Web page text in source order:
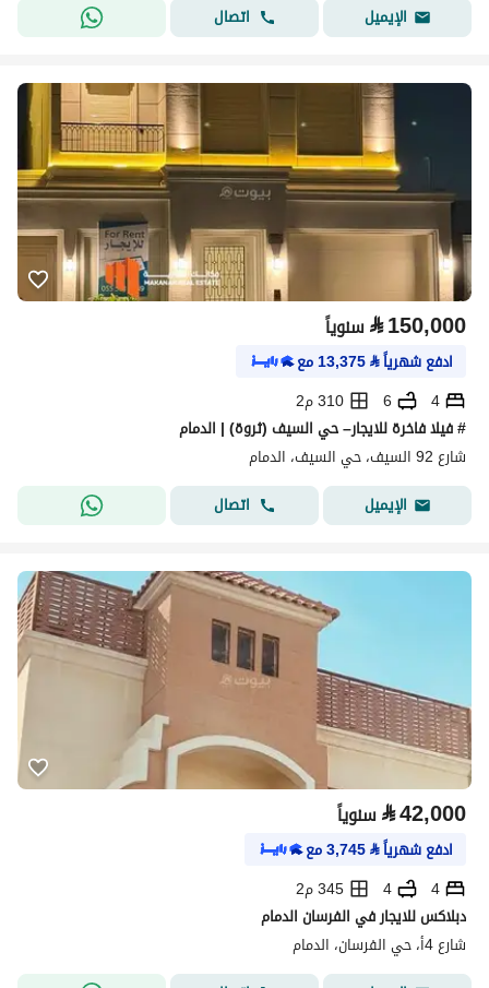
الإيميل
اتصال
⃁150,000 سنوياً
ادفع شهرياً⃁
13,375مع
4
6
310 م2
# فيلا فاخرة للايجار– حي السيف (ثروة) | الدمام
شارع 92 السيف، حي السيف، الدمام
الإيميل
اتصال
⃁42,000 سنوياً
ادفع شهرياً⃁
3,745مع
4
4
345 م2
دبلاكس للايجار في الفرسان الدمام
شارع 4أ، حي الفرسان، الدمام